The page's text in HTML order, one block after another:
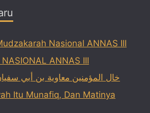
Nasional ANNAS III
ANNAS III
خال المؤمنين معاوية بن أبي
Itu Munafiq, Dan Matinya